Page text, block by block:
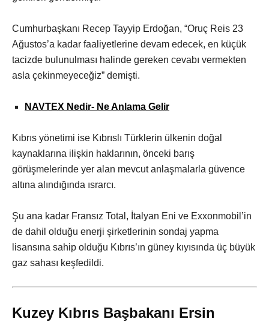
Cumhurbaşkanı Recep Tayyip Erdoğan, “Oruç Reis 23
Ağustos’a kadar faaliyetlerine devam edecek, en küçük
tacizde bulunulması halinde gereken cevabı vermekten
asla çekinmeyeceğiz” demişti.
NAVTEX Nedir- Ne Anlama Gelir
Kıbrıs yönetimi ise Kıbrıslı Türklerin ülkenin doğal
kaynaklarına ilişkin haklarının, önceki barış
görüşmelerinde yer alan mevcut anlaşmalarla güvence
altına alındığında ısrarcı.
Şu ana kadar Fransız Total, İtalyan Eni ve Exxonmobil’in
de dahil olduğu enerji şirketlerinin sondaj yapma
lisansına sahip olduğu Kıbrıs’ın güney kıyısında üç büyük
gaz sahası keşfedildi.
Kuzey Kıbrıs Başbakanı Ersin